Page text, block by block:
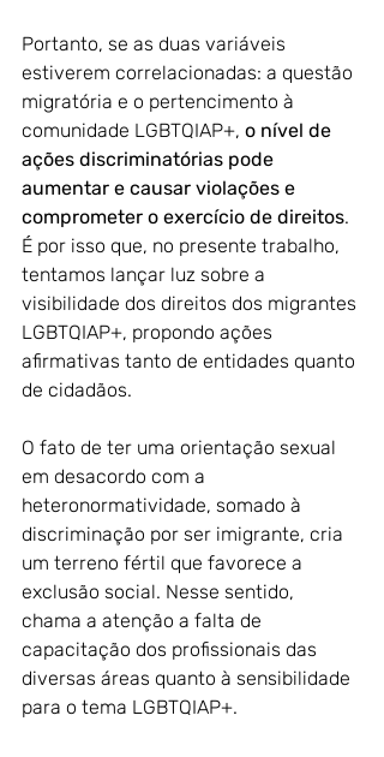
Portanto, se as duas variáveis ​​
estiverem correlacionadas: a questão
migratória e o pertencimento à
comunidade LGBTQIAP+, o nível de
ações discriminatórias pode
aumentar e causar violações e
comprometer o exercício de direitos.
É por isso que, no presente trabalho,
tentamos lançar luz sobre a
visibilidade dos direitos dos migrantes
LGBTQIAP+, propondo ações
afirmativas tanto de entidades quanto
de cidadãos.
O fato de ter uma orientação sexual
em desacordo com a
heteronormatividade, somado à
discriminação por ser imigrante, cria
um terreno fértil que favorece a
exclusão social. Nesse sentido,
chama a atenção a falta de
capacitação dos profissionais das
diversas áreas quanto à sensibilidade
para o tema LGBTQIAP+.